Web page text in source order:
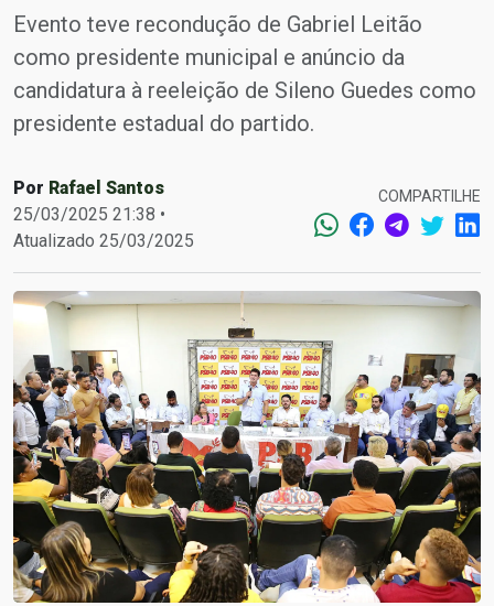
Evento teve recondução de Gabriel Leitão
como presidente municipal e anúncio da
candidatura à reeleição de Sileno Guedes como
presidente estadual do partido.
Por Rafael Santos
25/03/2025 21:38 •
Atualizado 25/03/2025
COMPARTILHE